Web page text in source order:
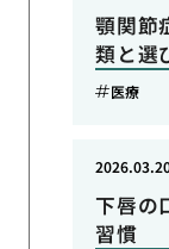
顎関節
類と選
医療
下唇の
習慣